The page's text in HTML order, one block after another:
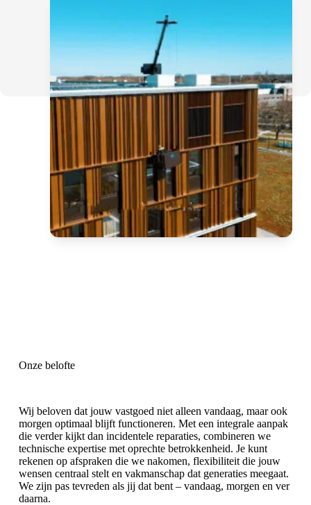
Onze belofte
Wij beloven dat jouw vastgoed niet alleen vandaag, maar ook
morgen optimaal blijft functioneren. Met een integrale aanpak
die verder kijkt dan incidentele reparaties, combineren we
technische expertise met oprechte betrokkenheid. Je kunt
rekenen op afspraken die we nakomen, flexibiliteit die jouw
wensen centraal stelt en vakmanschap dat generaties meegaat.
We zijn pas tevreden als jij dat bent – vandaag, morgen en ver
daarna.